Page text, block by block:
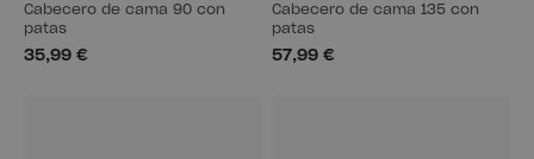
Cabecero de cama 90 con
patas
35,99 €
Cabecero de cama 135 con
patas
57,99 €